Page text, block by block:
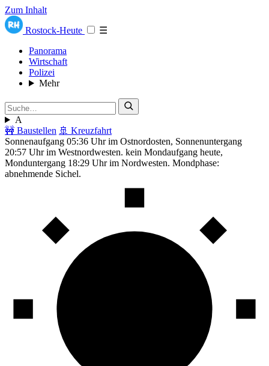
Zum Inhalt
Rostock-Heute
☰
Panorama
Wirtschaft
Polizei
Mehr
A
🚧 Baustellen 🚢 Kreuzfahrt
Sonnenaufgang 05:36 Uhr im Ostnordosten, Sonnenuntergang
20:57 Uhr im Westnordwesten. kein Mondaufgang heute,
Monduntergang 18:29 Uhr im Nordwesten. Mondphase:
abnehmende Sichel.